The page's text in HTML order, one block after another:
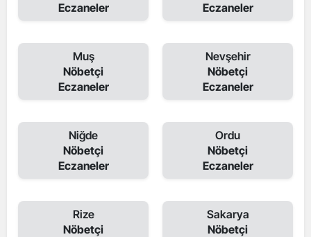
Eczaneler
Eczaneler
Muş
Nöbetçi
Eczaneler
Nevşehir
Nöbetçi
Eczaneler
Niğde
Nöbetçi
Eczaneler
Ordu
Nöbetçi
Eczaneler
Rize
Nöbetçi
Sakarya
Nöbetçi